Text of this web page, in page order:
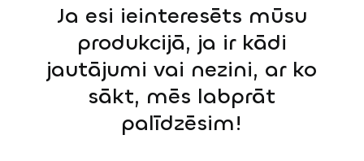
Ja esi ieinteresēts mūsu
produkcijā, ja ir kādi
jautājumi vai nezini, ar ko
sākt, mēs labprāt
palīdzēsim!